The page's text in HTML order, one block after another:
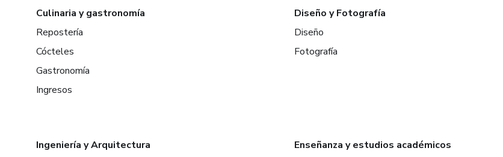
Culinaria y gastronomía
Repostería
Cócteles
Gastronomía
Ingresos
Diseño y Fotografía
Diseño
Fotografía
Ingeniería y Arquitectura
Enseñanza y estudios académicos